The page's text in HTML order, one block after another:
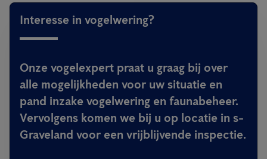
Interesse in vogelwering?
Onze vogelexpert praat u graag bij over
alle mogelijkheden voor uw situatie en
pand inzake vogelwering en faunabeheer.
Vervolgens komen we bij u op locatie in s-
Graveland voor een vrijblijvende inspectie.